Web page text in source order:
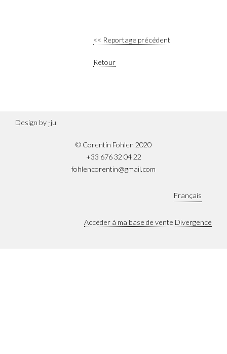
<< Reportage précédent
Retour
Design by-ju
© Corentin Fohlen 2020
+33 676 32 04 22
fohlencorentin@gmail.com
Français
Accéder à ma base de vente Divergence